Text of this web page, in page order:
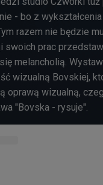
- bo z
razem nie będzie
swoich prac
melancholią.
wizualną Bovskiej,
oprawą wizualną,
"Bovska - rysuje".